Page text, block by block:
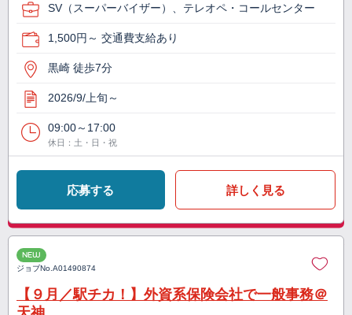
SV（スーパーバイザー）、テレオペ・コールセンター
1,500円～ 交通費支給あり
黒崎 徒歩7分
2026/9/上旬～
09:00～17:00
休日：土・日・祝
応募する 詳しく見る
NEW
ジョブNo.A01490874
【９月／駅チカ！】外資系保険会社で一般事務＠